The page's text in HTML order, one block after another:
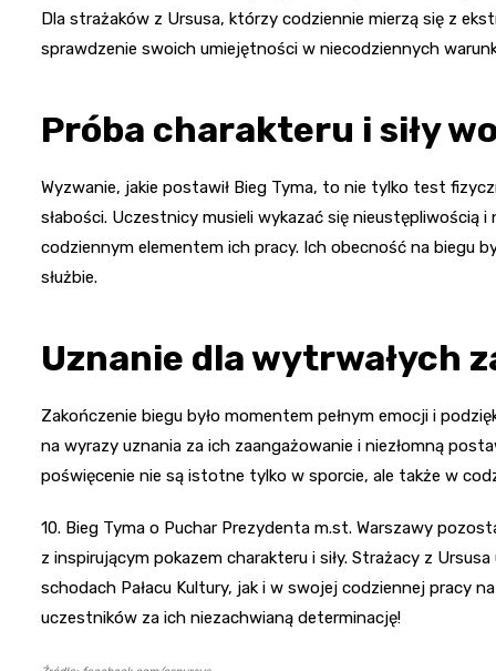
Dla strażaków z Ursusa, którzy codziennie mierzą się z
sprawdzenie swoich umiejętności w niecodziennych
Próba charakteru i siły
Wyzwanie, jakie postawił Bieg Tyma, to nie tylko test
słabości. Uczestnicy musieli wykazać się nieustępliwością
codziennym elementem ich pracy. Ich obecność na biegu
służbie.
Uznanie dla wytrwałych
Zakończenie biegu było momentem pełnym emocji i
na wyrazy uznania za ich zaangażowanie i niezłomną
poświęcenie nie są istotne tylko w sporcie, ale także w
10. Bieg Tyma o Puchar Prezydenta m.st. Warszawy
z inspirującym pokazem charakteru i siły. Strażacy z
schodach Pałacu Kultury, jak i w swojej codziennej pracy
uczestników za ich niezachwianą determinację!